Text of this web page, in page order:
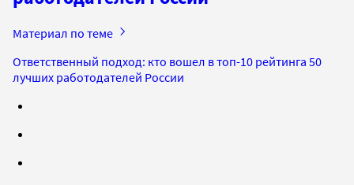
Материал по теме
Ответственный подход: кто вошел в топ-10 рейтинга 50
лучших работодателей России